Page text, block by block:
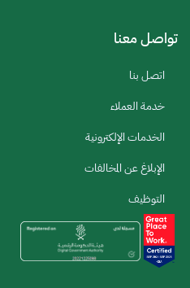
تواصل معنا
اتصل بنا
خدمة العملاء
الخدمات الإلكترونية
الإبلاغ عن المخالفات
التوظيف